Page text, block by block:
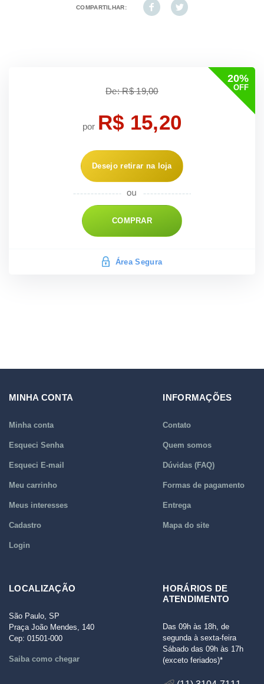
COMPARTILHAR:
20%
OFF
De: R$ 19,00
por R$ 15,20
Desejo retirar na loja
COMPRAR
Área Segura
MINHA CONTA
Minha conta
Esqueci Senha
Esqueci E-mail
Meu carrinho
Meus interesses
Cadastro
Login
INFORMAÇÕES
Contato
Quem somos
Dúvidas (FAQ)
Formas de pagamento
Entrega
Mapa do site
LOCALIZAÇÃO
São Paulo, SP
Praça João Mendes, 140
Cep: 01501-000
Saiba como chegar
HORÁRIOS DE
ATENDIMENTO
Das 09h às 18h, de
segunda à sexta-feira
Sábado das 09h às 17h
(exceto feriados)*